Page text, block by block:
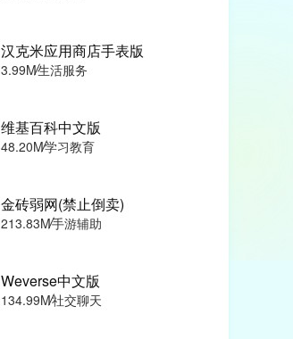
汉克米应用商店手表版
3.99M生活服务
维基百科中文版
48.20M学习教育
金砖弱网(禁止倒卖)
213.83M手游辅助
Weverse中文版
134.99M社交聊天